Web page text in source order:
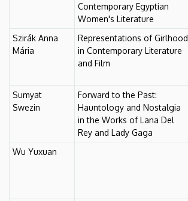
Contemporary Egyptian
Women's Literature
Szirák Anna
Mária
Representations of Girlhood
in Contemporary Literature
and Film
Sumyat
Swezin
Forward to the Past:
Hauntology and Nostalgia
in the Works of Lana Del
Rey and Lady Gaga
Wu Yuxuan